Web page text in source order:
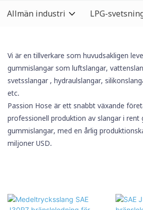
Allmän industri LPG-
Vi är en tillverkare som huvudsakligen
gummislangar som luftslangar,
svetsslangar, hydraulslangar,
etc.
Passion Hose är ett snabbt växande
professionell produktion av slangar i rent
gummislangar, med en årlig
miljoner USD.